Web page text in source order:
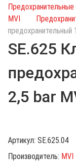
Предохранительные
MVI
предохранительный
SE.625
2,5 bar
Артикул: SE.625.04
Производитель: MVI